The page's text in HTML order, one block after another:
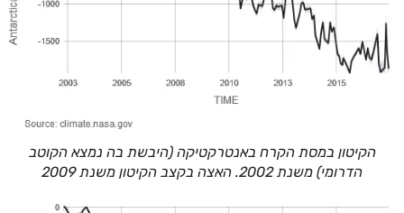
הקיטון במסת הקרח באנטרקטיקה (היבשת בה נמצא הקוטב
הדרומי) משנת 2002. האצה בקצב הקיטון משנת 2009